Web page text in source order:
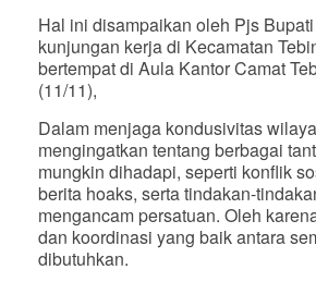
Hal ini disampaikan oleh Pjs
kunjungan kerja di Kecamatan
bertempat di Aula Kantor Camat
(11/11),
Dalam menjaga kondusivitas
mengingatkan tentang berbagai
mungkin dihadapi, seperti konflik
berita hoaks, serta tindakan-
mengancam persatuan. Oleh
dan koordinasi yang baik antara
dibutuhkan.